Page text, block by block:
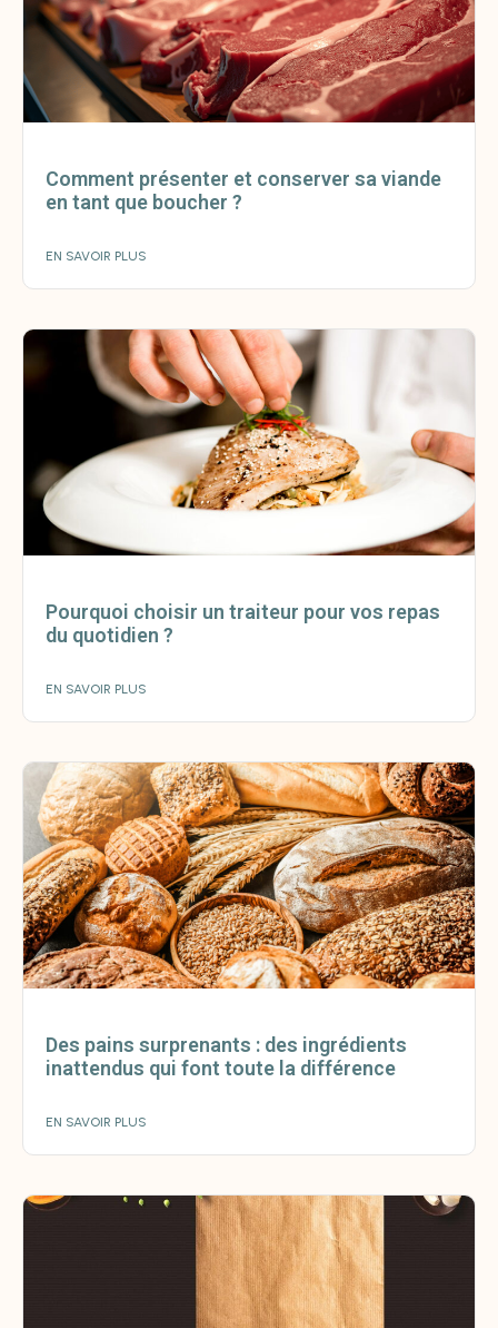
Comment présenter et conserver sa viande
en tant que boucher ?
EN SAVOIR PLUS
Pourquoi choisir un traiteur pour vos repas
du quotidien ?
EN SAVOIR PLUS
Des pains surprenants : des ingrédients
inattendus qui font toute la différence
EN SAVOIR PLUS